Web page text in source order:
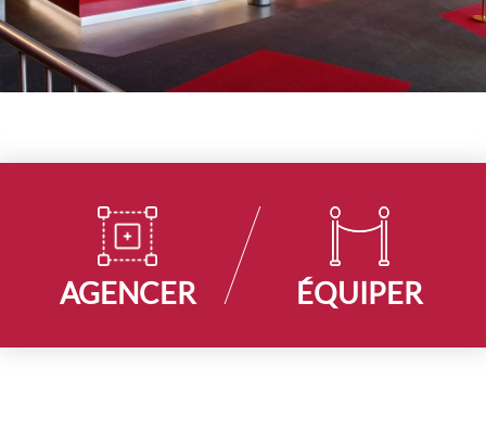
AGENCER ÉQUIPER